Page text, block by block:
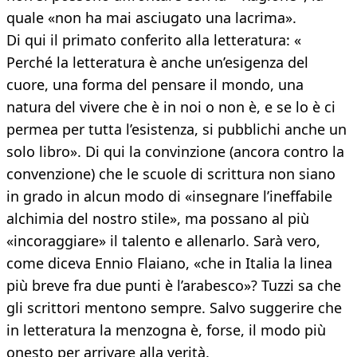
quale «non ha mai asciugato una lacrima».
Di qui il primato conferito alla letteratura: «
Perché la letteratura è anche un’esigenza del
cuore, una forma del pensare il mondo, una
natura del vivere che è in noi o non è, e se lo è ci
permea per tutta l’esistenza, si pubblichi anche un
solo libro». Di qui la convinzione (ancora contro la
convenzione) che le scuole di scrittura non siano
in grado in alcun modo di «insegnare l’ineffabile
alchimia del nostro stile», ma possano al più
«incoraggiare» il talento e allenarlo. Sarà vero,
come diceva Ennio Flaiano, «che in Italia la linea
più breve fra due punti è l’arabesco»? Tuzzi sa che
gli scrittori mentono sempre. Salvo suggerire che
in letteratura la menzogna è, forse, il modo più
onesto per arrivare alla verità.